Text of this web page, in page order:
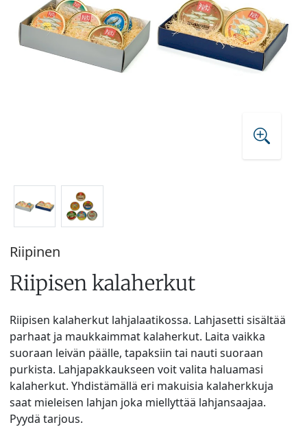
Riipinen
Riipisen kalaherkut
Riipisen kalaherkut lahjalaatikossa. Lahjasetti sisältää
parhaat ja maukkaimmat kalaherkut. Laita vaikka
suoraan leivän päälle, tapaksiin tai nauti suoraan
purkista. Lahjapakkaukseen voit valita haluamasi
kalaherkut. Yhdistämällä eri makuisia kalaherkkuja
saat mieleisen lahjan joka miellyttää lahjansaajaa.
Pyydä tarjous.